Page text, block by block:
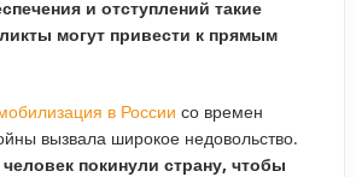
и отступлений такие
могут привести к прямым
в России со времен
вызвала широкое недовольство.
покинули страну, чтобы